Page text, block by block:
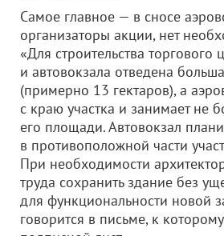
Самое главное — в сносе
организаторы акции, нет
«Для строительства торгового
и автовокзала отведена
(примерно 13 гектаров), а
с краю участка и занимает не
его площади. Автовокзал
в противоположной части
При необходимости
труда сохранить здание без
для функциональности новой
говорится в письме, к